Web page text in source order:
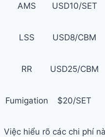
AMS USD10/SET
LSS USD8/CBM
RR USD25/CBM
Fumigation $20/SET
Việc hiểu rõ các chi phí